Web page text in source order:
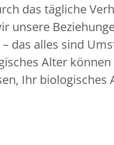
das tägliche
unsere
das alles sind
Alter
Ihr biologisches